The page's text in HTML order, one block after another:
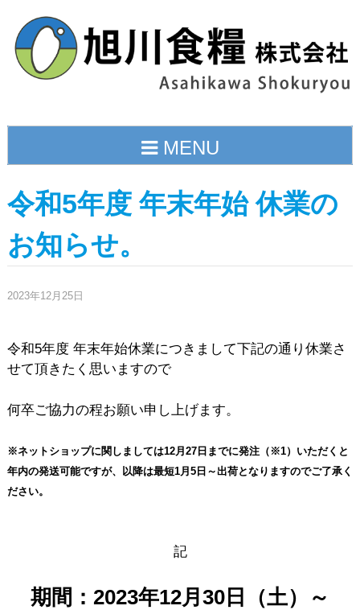
content
MENU
令和5年度 年末年始 休業の
お知らせ。
2023年12月25日
令和5年度 年末年始休業につきまして下記の通り休業さ
せて頂きたく思いますので
何卒ご協力の程お願い申し上げます。
※ネットショップに関しましては12月27日までに発注（※1）いただくと
年内の発送可能ですが、以降は最短1月5日～出荷となりますのでご了承く
ださい。
記
期間：2023年12月30日（土）～